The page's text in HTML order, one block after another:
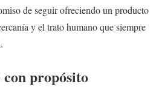
de seguir ofreciendo un producto
y el trato humano que siempre
propósito